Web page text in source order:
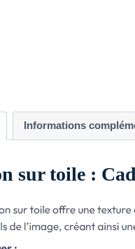
Informations
sur toile :